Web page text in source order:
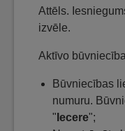
Attēls.
izvēle.
Aktīvo
Būvniecības
numuru.
" Iecere";